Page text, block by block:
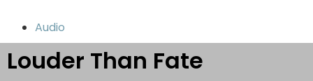
Audio
Louder Than Fate